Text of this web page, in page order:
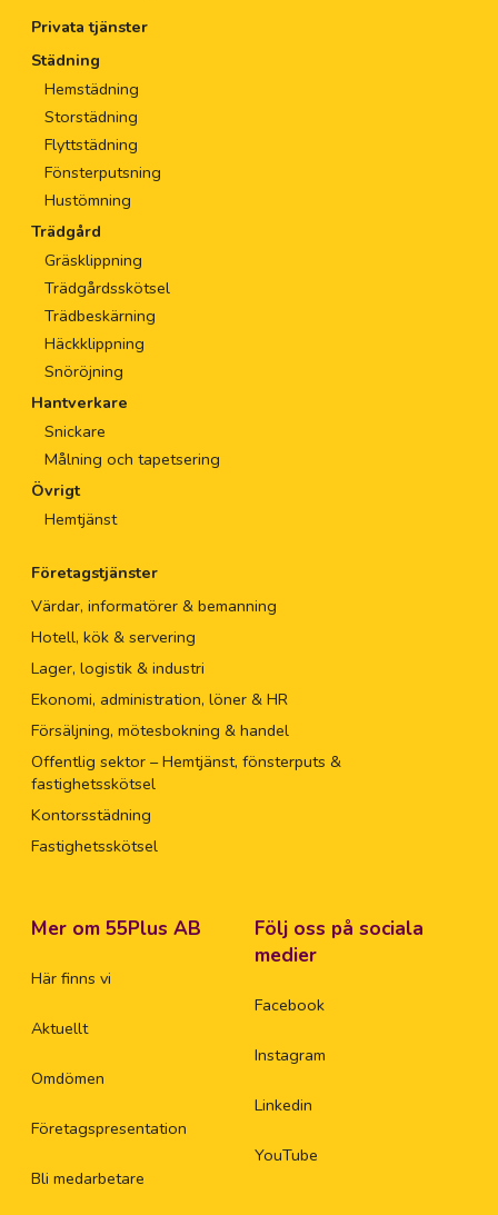
Privata tjänster
Städning
Hemstädning
Storstädning
Flyttstädning
Fönsterputsning
Hustömning
Trädgård
Gräsklippning
Trädgårdsskötsel
Trädbeskärning
Häckklippning
Snöröjning
Hantverkare
Snickare
Målning och tapetsering
Övrigt
Hemtjänst
Företagstjänster
Värdar, informatörer & bemanning
Hotell, kök & servering
Lager, logistik & industri
Ekonomi, administration, löner & HR
Försäljning, mötesbokning & handel
Offentlig sektor – Hemtjänst, fönsterputs &
fastighetsskötsel
Kontorsstädning
Fastighetsskötsel
Mer om 55Plus AB
Här finns vi
Aktuellt
Omdömen
Företagspresentation
Bli medarbetare
Följ oss på sociala
medier
Facebook
Instagram
Linkedin
YouTube